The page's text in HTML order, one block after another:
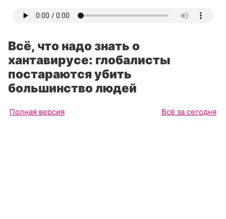
Всё, что надо знать о
хантавирусе: глобалисты
постараются убить
большинство людей
Полная версия Всё за сегодня